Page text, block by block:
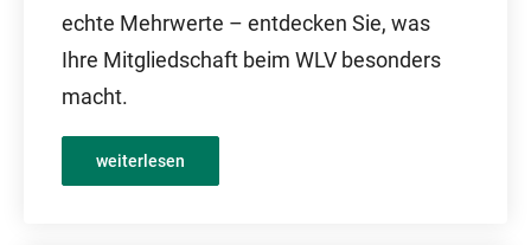
echte Mehrwerte – entdecken Sie, was
Ihre Mitgliedschaft beim WLV besonders
macht.
weiterlesen